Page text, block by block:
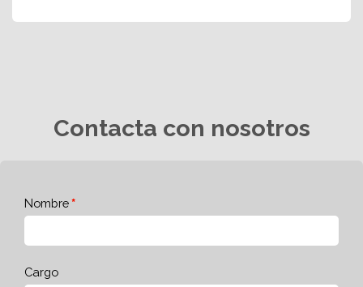
Contacta con nosotros
Nombre
Cargo